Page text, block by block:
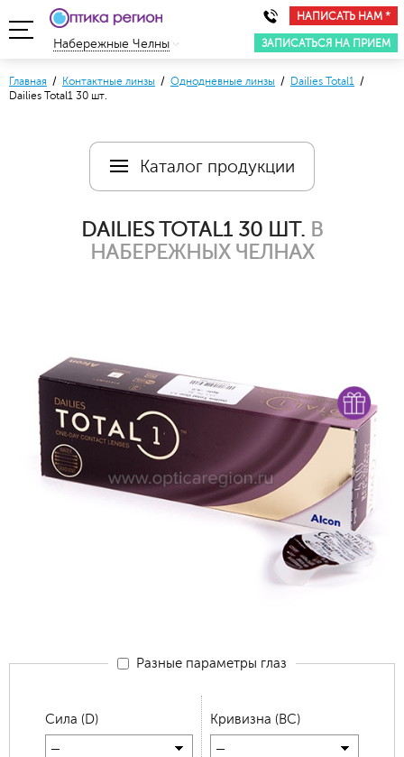
НАПИСАТЬ НАМ *
ЗАПИСАТЬСЯ НА ПРИЕМ
Набережные Челны
Главная / Контактные линзы / Однодневные линзы / Dailies Total1 /
Dailies Total1 30 шт.
Каталог продукции
DAILIES TOTAL1 30 ШТ. В
НАБЕРЕЖНЫХ ЧЕЛНАХ
Разные параметры глаз
Сила (D)
—
Кривизна (BC)
—